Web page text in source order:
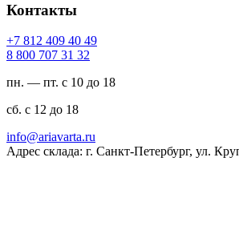
Контакты
94 04 904 218 7+
23 13 707 008 8
пн. — пт. с 10 до 18
сб. с 12 до 18
ur.atravaira@ofni
Адрес склада: г. Санкт-Петербург, ул.